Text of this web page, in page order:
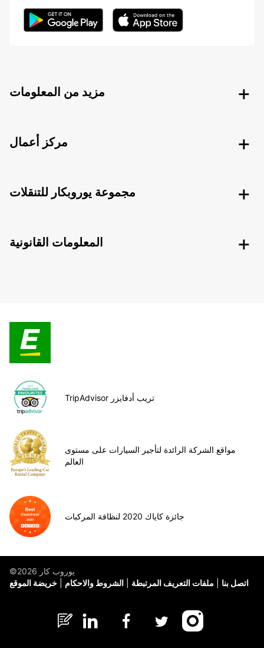
مزيد من المعلومات
مركز أعمال
مجموعة يوروبكار للتنقلات
المعلومات القانونية
TripAdvisor تريب أدفايزر
مواقع الشركة الرائدة لتأجير السيارات على مستوى
العالم
جائزة كاياك 2020 لنظافة المركبات
©يوروب كار 2026
خريضة الموقع
الشروط والاحكام ملفات التعريف المرتبطة اتصل بنا